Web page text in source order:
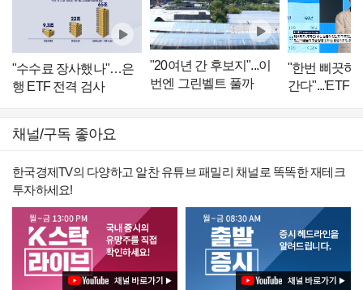
"수수료 장사했나"…은
행 ETF 전격 검사
"20여년 간 후보지"...이
번엔 그린벨트 풀까
"한번 삐끗하
간다"...'ETF
채널/구독 좋아요
한국경제TV의 다양하고 알찬 유튜브 패밀리 채널로 똑똑한 재테크
투자하세요!